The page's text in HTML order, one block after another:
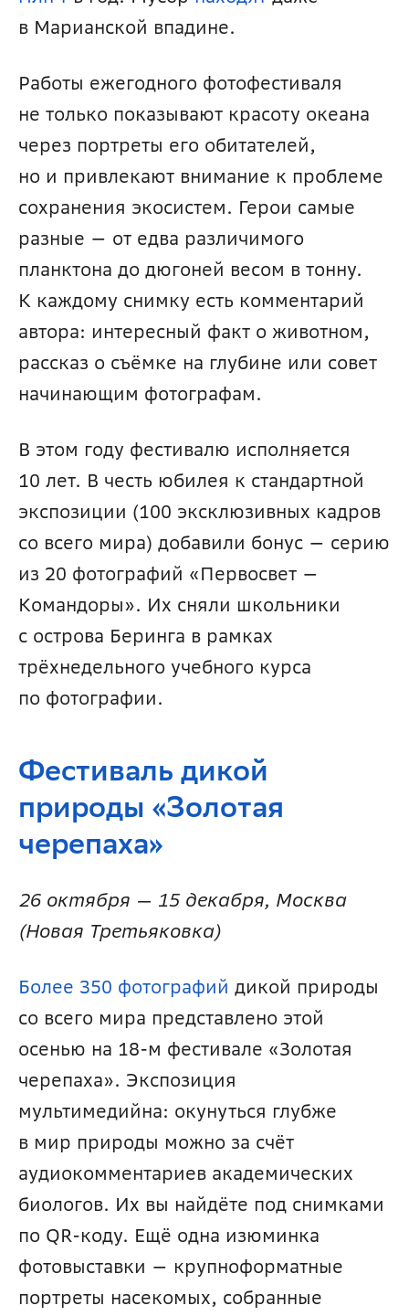
в Марианской впадине.
Работы ежегодного фотофестиваля
не только показывают красоту океана
через портреты его обитателей,
но и привлекают внимание к проблеме
сохранения экосистем. Герои самые
разные — от едва различимого
планктона до дюгоней весом в тонну.
К каждому снимку есть комментарий
автора: интересный факт о животном,
рассказ о съёмке на глубине или совет
начинающим фотографам.
В этом году фестивалю исполняется
10 лет. В честь юбилея к стандартной
экспозиции (100 эксклюзивных кадров
со всего мира) добавили бонус — серию
из 20 фотографий «Первосвет —
Командоры». Их сняли школьники
с острова Беринга в рамках
трёхнедельного учебного курса
по фотографии.
Фестиваль дикой
природы «Золотая
черепаха»
26 октября — 15 декабря, Москва
(Новая Третьяковка)
Более 350 фотографий дикой природы
со всего мира представлено этой
осенью на 18-м фестивале «Золотая
черепаха». Экспозиция
мультимедийна: окунуться глубже
в мир природы можно за счёт
аудиокомментариев академических
биологов. Их вы найдёте под снимками
по QR-коду. Ещё одна изюминка
фотовыставки — крупноформатные
портреты насекомых, собранные